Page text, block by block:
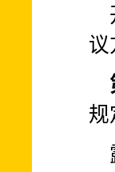
议
规